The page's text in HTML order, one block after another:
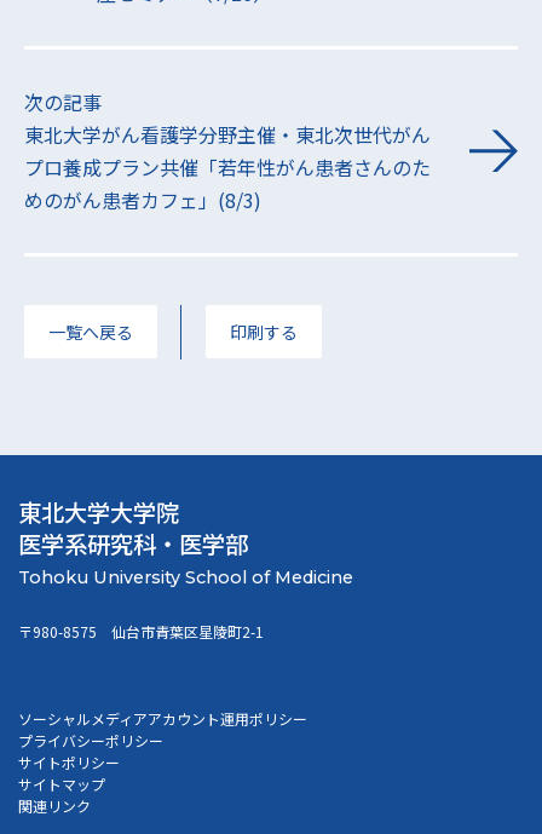
次の記事
東北大学がん看護学分野主催・東北次世代がん
プロ養成プラン共催「若年性がん患者さんのた
めのがん患者カフェ」(8/3)
一覧へ戻る 印刷する
東北大学大学院
医学系研究科・医学部
〒980-8575 仙台市青葉区星陵町2-1
ソーシャルメディアアカウント運用ポリシー
プライバシーポリシー
サイトポリシー
サイトマップ
関連リンク